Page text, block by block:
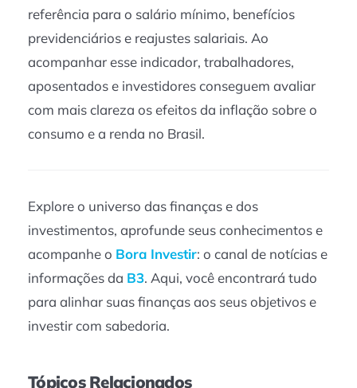
referência para o salário mínimo, benefícios
previdenciários e reajustes salariais. Ao
acompanhar esse indicador, trabalhadores,
aposentados e investidores conseguem avaliar
com mais clareza os efeitos da inflação sobre o
consumo e a renda no Brasil.
Explore o universo das finanças e dos
investimentos, aprofunde seus conhecimentos e
acompanhe o Bora Investir: o canal de notícias e
informações da B3. Aqui, você encontrará tudo
para alinhar suas finanças aos seus objetivos e
investir com sabedoria.
Tópicos Relacionados